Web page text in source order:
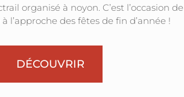
organisé à noyon. C’est l’occasion de
l’approche des fêtes de fin d’année !
DÉCOUVRIR